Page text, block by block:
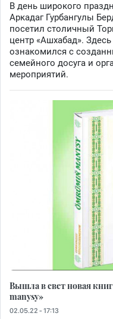
В день широкого
Аркадаг Гурбангулы
посетил столичный
центр «Ашхабад».
ознакомился с
семейного досуга и
мероприятий.
Вышла в свет новая
manysy»
02.05.22 - 17:13